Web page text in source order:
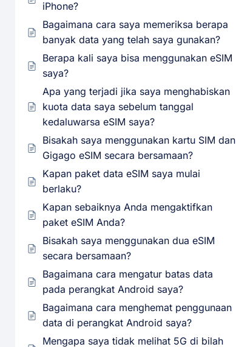
iPhone?
Bagaimana cara saya memeriksa berapa
banyak data yang telah saya gunakan?
Berapa kali saya bisa menggunakan eSIM
saya?
Apa yang terjadi jika saya menghabiskan
kuota data saya sebelum tanggal
kedaluwarsa eSIM saya?
Bisakah saya menggunakan kartu SIM dan
Gigago eSIM secara bersamaan?
Kapan paket data eSIM saya mulai
berlaku?
Kapan sebaiknya Anda mengaktifkan
paket eSIM Anda?
Bisakah saya menggunakan dua eSIM
secara bersamaan?
Bagaimana cara mengatur batas data
pada perangkat Android saya?
Bagaimana cara menghemat penggunaan
data di perangkat Android saya?
Mengapa saya tidak melihat 5G di bilah